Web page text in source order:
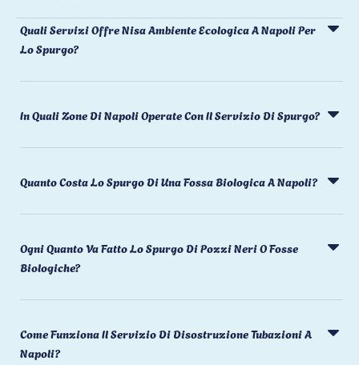
Quali Servizi Offre Nisa Ambiente Ecologica A Napoli Per
Lo Spurgo?
In Quali Zone Di Napoli Operate Con Il Servizio Di Spurgo?
Quanto Costa Lo Spurgo Di Una Fossa Biologica A Napoli?
Ogni Quanto Va Fatto Lo Spurgo Di Pozzi Neri O Fosse
Biologiche?
Come Funziona Il Servizio Di Disostruzione Tubazioni A
Napoli?